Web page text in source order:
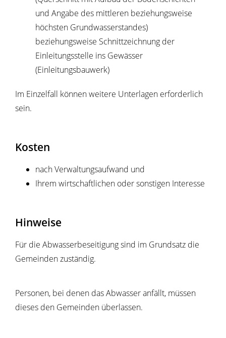
und Angabe des mittleren beziehungsweise
höchsten Grundwasserstandes)
beziehungsweise Schnittzeichnung der
Einleitungsstelle ins Gewässer
(Einleitungsbauwerk)
Im Einzelfall können weitere Unterlagen erforderlich
sein.
Kosten
nach Verwaltungsaufwand und
Ihrem wirtschaftlichen oder sonstigen Interesse
Hinweise
Für die Abwasserbeseitigung sind im Grundsatz die
Gemeinden zuständig.
Personen, bei denen das Abwasser anfällt, müssen
dieses den Gemeinden überlassen.